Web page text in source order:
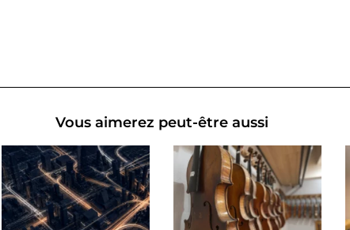
Vous aimerez peut-être aussi